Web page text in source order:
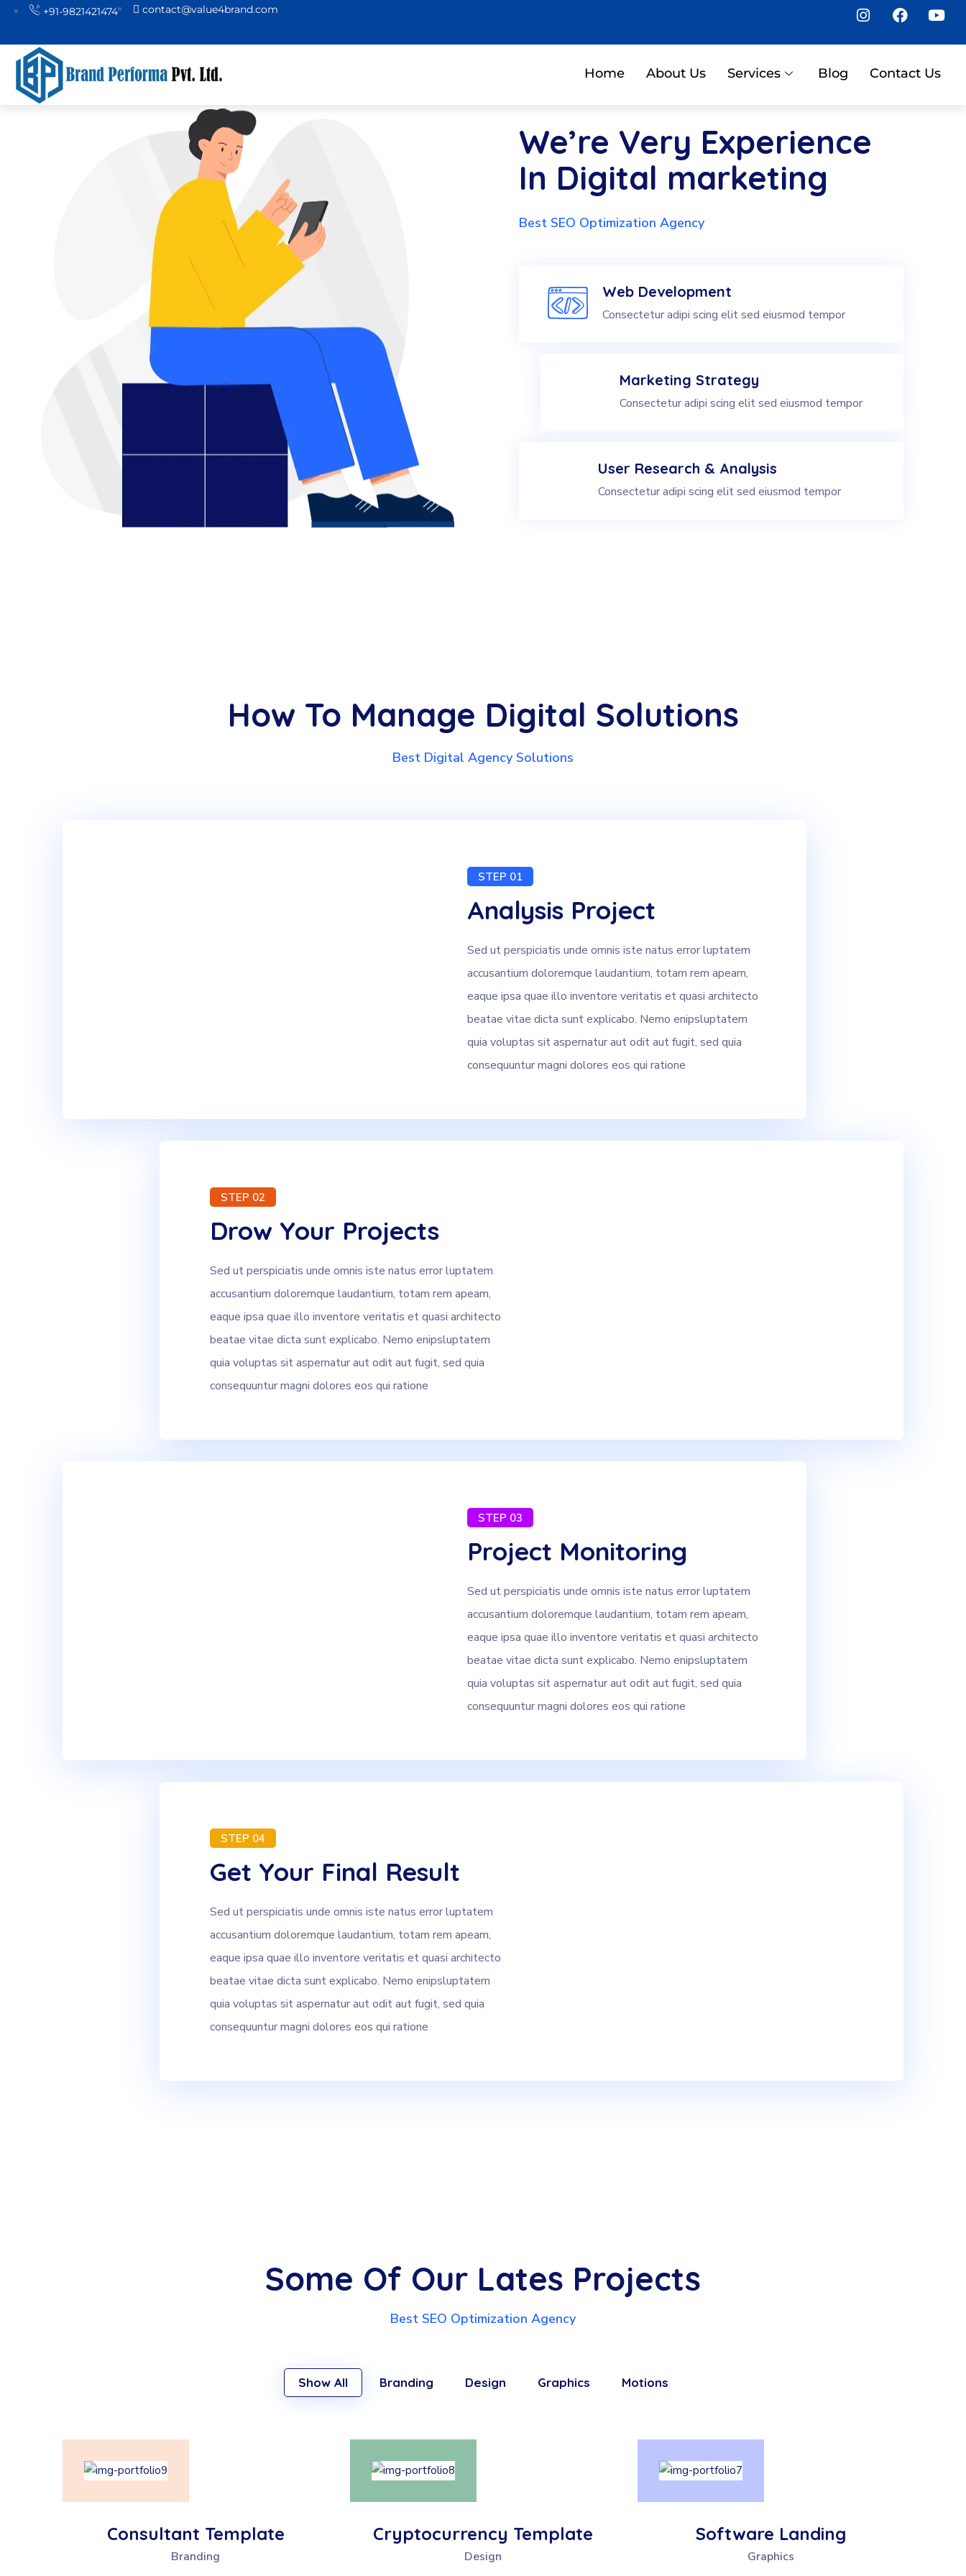
+91-9821421474 contact@value4brand.com
Home About Us Services Blog Contact Us
We’re Very Experience
In Digital marketing
Best SEO Optimization Agency
Web Development
Consectetur adipi scing elit sed eiusmod tempor
Marketing Strategy
Consectetur adipi scing elit sed eiusmod tempor
User Research & Analysis
Consectetur adipi scing elit sed eiusmod tempor
How To Manage Digital Solutions
Best Digital Agency Solutions
STEP 01
Analysis Project
Sed ut perspiciatis unde omnis iste natus error luptatem
accusantium doloremque laudantium, totam rem apeam,
eaque ipsa quae illo inventore veritatis et quasi architecto
beatae vitae dicta sunt explicabo. Nemo enipsluptatem
quia voluptas sit aspernatur aut odit aut fugit, sed quia
consequuntur magni dolores eos qui ratione
STEP 02
Drow Your Projects
Sed ut perspiciatis unde omnis iste natus error luptatem
accusantium doloremque laudantium, totam rem apeam,
eaque ipsa quae illo inventore veritatis et quasi architecto
beatae vitae dicta sunt explicabo. Nemo enipsluptatem
quia voluptas sit aspernatur aut odit aut fugit, sed quia
consequuntur magni dolores eos qui ratione
STEP 03
Project Monitoring
Sed ut perspiciatis unde omnis iste natus error luptatem
accusantium doloremque laudantium, totam rem apeam,
eaque ipsa quae illo inventore veritatis et quasi architecto
beatae vitae dicta sunt explicabo. Nemo enipsluptatem
quia voluptas sit aspernatur aut odit aut fugit, sed quia
consequuntur magni dolores eos qui ratione
STEP 04
Get Your Final Result
Sed ut perspiciatis unde omnis iste natus error luptatem
accusantium doloremque laudantium, totam rem apeam,
eaque ipsa quae illo inventore veritatis et quasi architecto
beatae vitae dicta sunt explicabo. Nemo enipsluptatem
quia voluptas sit aspernatur aut odit aut fugit, sed quia
consequuntur magni dolores eos qui ratione
Some Of Our Lates Projects
Best SEO Optimization Agency
Show All Branding Design Graphics Motions
Consultant Template
Branding
Cryptocurrency Template
Design
Software Landing
Graphics